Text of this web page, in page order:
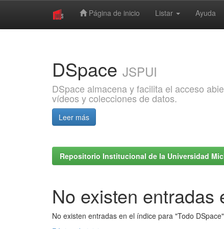
Página de inicio Listar Ayuda
DSpace JSPUI
DSpace almacena y facilita el acceso
vídeos y colecciones de datos.
Leer más
Repositorio Institucional de la Universidad
No existen entradas
No existen entradas en el índice para "Todo